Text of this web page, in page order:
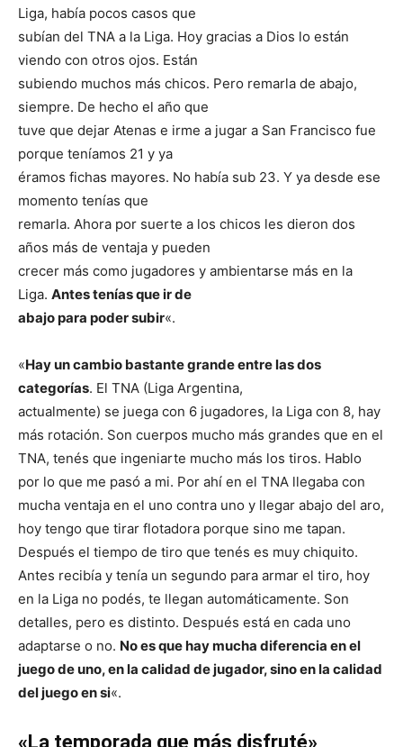
Liga, había pocos casos que
subían del TNA a la Liga. Hoy gracias a Dios lo están
viendo con otros ojos. Están
subiendo muchos más chicos. Pero remarla de abajo,
siempre. De hecho el año que
tuve que dejar Atenas e irme a jugar a San Francisco fue
porque teníamos 21 y ya
éramos fichas mayores. No había sub 23. Y ya desde ese
momento tenías que
remarla. Ahora por suerte a los chicos les dieron dos
años más de ventaja y pueden
crecer más como jugadores y ambientarse más en la
Liga. Antes tenías que ir de
abajo para poder subir«.
«Hay un cambio bastante grande entre las dos
categorías. El TNA (Liga Argentina,
actualmente) se juega con 6 jugadores, la Liga con 8, hay
más rotación. Son cuerpos mucho más grandes que en el
TNA, tenés que ingeniarte mucho más los tiros. Hablo
por lo que me pasó a mi. Por ahí en el TNA llegaba con
mucha ventaja en el uno contra uno y llegar abajo del aro,
hoy tengo que tirar flotadora porque sino me tapan.
Después el tiempo de tiro que tenés es muy chiquito.
Antes recibía y tenía un segundo para armar el tiro, hoy
en la Liga no podés, te llegan automáticamente. Son
detalles, pero es distinto. Después está en cada uno
adaptarse o no. No es que hay mucha diferencia en el
juego de uno, en la calidad de jugador, sino en la calidad
del juego ensi«.
«La temporada que más disfruté»